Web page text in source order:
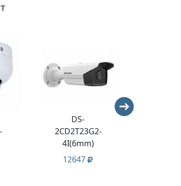
DS-
2CD2T23G2-
4I(6mm)
12647